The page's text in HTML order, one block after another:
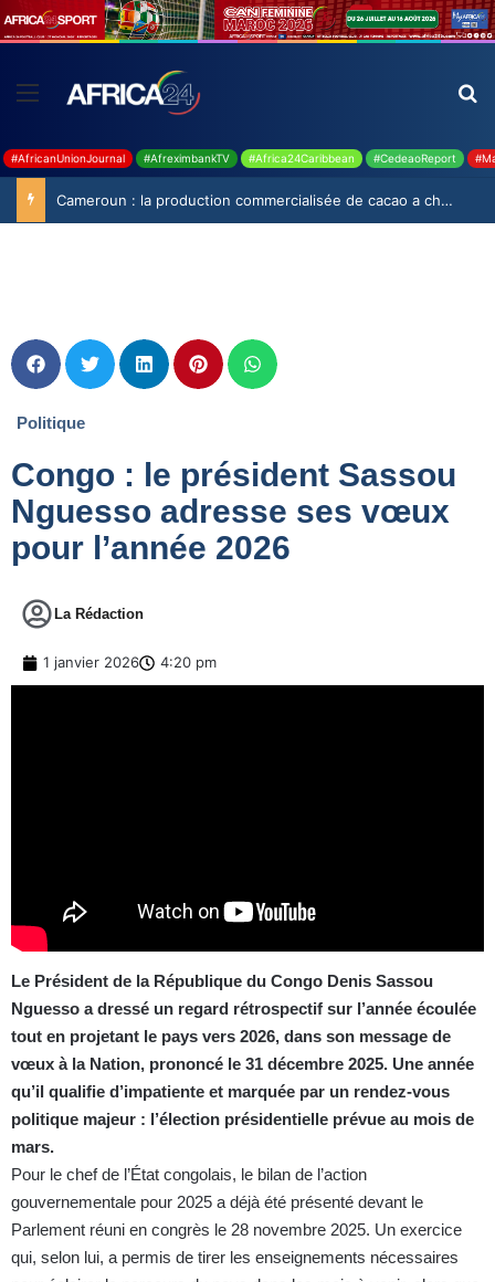
#AfricanUnionJournal #AfreximbankTV #Africa24Caribbean #CedeaoReport
Cameroun : la production commercialisée de cacao a chuté de 19,9% durant la saison 2025-2026
Politique
Congo : le président Sassou
Nguesso adresse ses vœux
pour l’année 2026
La Rédaction
1 janvier 2026 4:20 pm
Le Président de la République du Congo Denis Sassou
Nguesso a dressé un regard rétrospectif sur l’année écoulée
tout en projetant le pays vers 2026, dans son message de
vœux à la Nation, prononcé le 31 décembre 2025. Une année
qu’il qualifie d’impatiente et marquée par un rendez-vous
politique majeur : l’élection présidentielle prévue au mois de
mars.
Pour le chef de l’État congolais, le bilan de l’action
gouvernementale pour 2025 a déjà été présenté devant le
Parlement réuni en congrès le 28 novembre 2025. Un exercice
qui, selon lui, a permis de tirer les enseignements nécessaires